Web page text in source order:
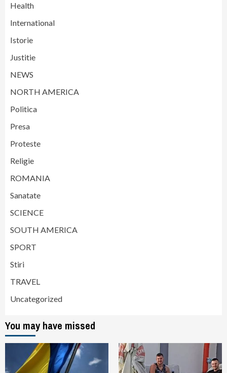
Health
International
Istorie
Justitie
NEWS
NORTH AMERICA
Politica
Presa
Proteste
Religie
ROMANIA
Sanatate
SCIENCE
SOUTH AMERICA
SPORT
Stiri
TRAVEL
Uncategorized
You may have missed